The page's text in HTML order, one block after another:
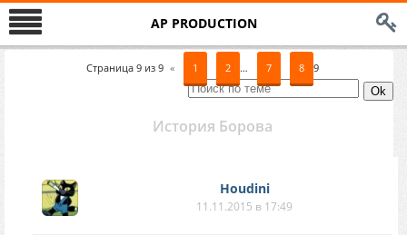
AP PRODUCTION
Страница 9из 9 « 1 2 … 7 8 9
История Борова
Houdini
11.11.2015 в 17:49